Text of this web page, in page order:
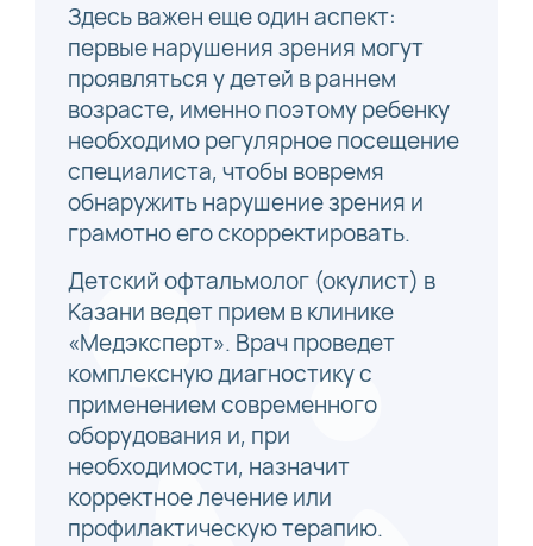
Здесь важен еще один аспект:
первые нарушения зрения могут
проявляться у детей в раннем
возрасте, именно поэтому ребенку
необходимо регулярное посещение
специалиста, чтобы вовремя
обнаружить нарушение зрения и
грамотно его скорректировать.
Детский офтальмолог (окулист) в
Казани ведет прием в клинике
«Медэксперт». Врач проведет
комплексную диагностику с
применением современного
оборудования и, при
необходимости, назначит
корректное лечение или
профилактическую терапию.